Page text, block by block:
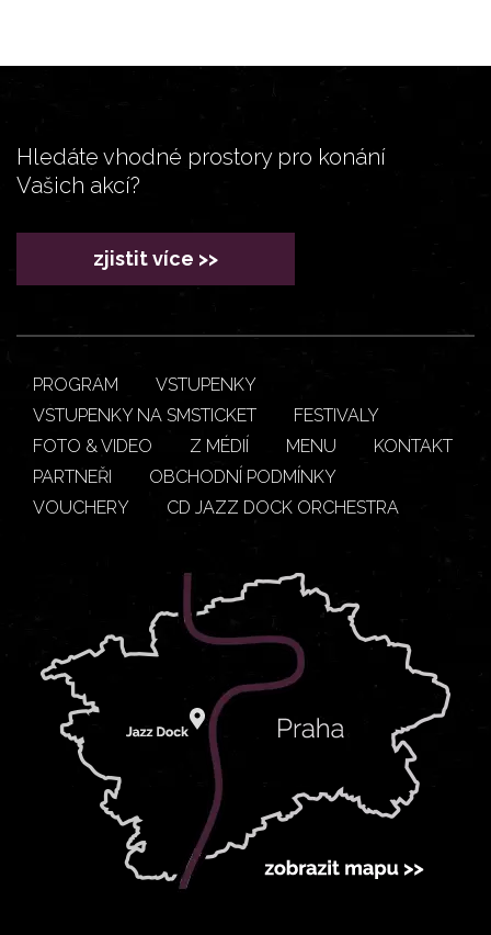
Hledáte vhodné prostory pro konání
Vašich akcí?
zjistit více >>
PROGRAM
VSTUPENKY
VSTUPENKY NA SMSTICKET
FESTIVALY
FOTO & VIDEO
Z MÉDIÍ MENU
KONTAKT
PARTNEŘI
OBCHODNÍ PODMÍNKY
VOUCHERY
CD JAZZ DOCK ORCHESTRA